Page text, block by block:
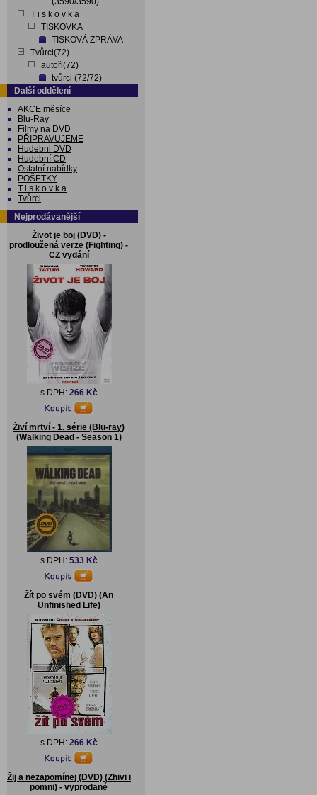
T i s k o v k a
TISKOVKA
TISKOVÁ ZPRÁVA
Tvůrci(72)
autoři(72)
tvůrci (72/72)
Další oddělení
AKCE měsíce
Blu-Ray
Filmy na DVD
PŘIPRAVUJEME
Hudebni DVD
Hudební CD
Ostatní nabídky
POŠETKY
T i s k o v k a
Tvůrci
Nejprodávanější
Život je boj (DVD) -
prodloužená verze (Fighting) -
CZ vydání
s DPH: 266 Kč
Živí mrtví - 1. série (Blu-ray)
(Walking Dead - Season 1)
s DPH: 533 Kč
Žít po svém (DVD) (An
Unfinished Life)
s DPH: 266 Kč
Žij a nezapomínej (DVD) (Zhivi i
pomni) - vyprodané